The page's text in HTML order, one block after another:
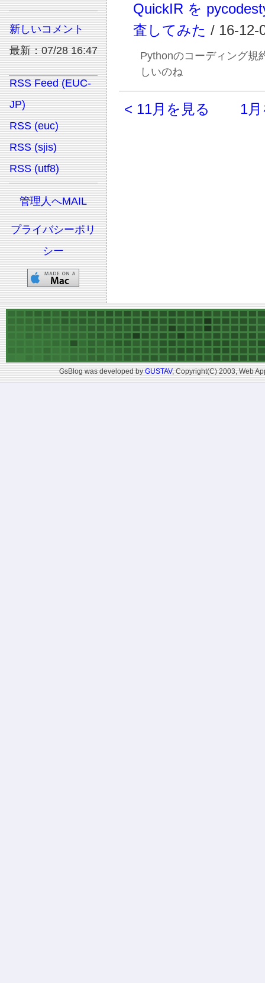
新しいコメント
最新：07/28 16:47
RSS Feed (EUC-
JP)
RSS (euc)
RSS (sjis)
RSS (utf8)
管理人へMAIL
プライバシーポリ
シー
QuickIR を
査してみた / 16-12-
Pythonのコーディング規
しいのね
< 11月を見る 1
GsBlog was developed byGUSTAV, Copyright(C) 2003, Web